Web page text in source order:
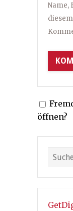
Name,
öffnen?